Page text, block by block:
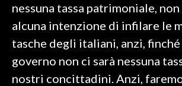
CALCIO REGIONALE
BASKET
VOLLEY
MOTORI
TENNIS
nessuna tassa patrimoniale,
alcuna intenzione di infilare le
tasche degli italiani, anzi, finché
governo non ci sarà nessuna
nostri concittadini. Anzi,